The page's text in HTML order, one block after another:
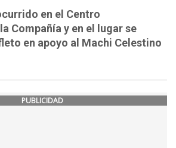
en el Centro
Compañía y en el lugar se
en apoyo al Machi Celestino
PUBLICIDAD